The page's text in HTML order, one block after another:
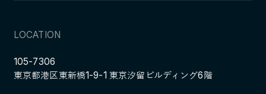
LOCATION
105-7306
東京都港区東新橋1-9-1 東京汐留ビルディング6階